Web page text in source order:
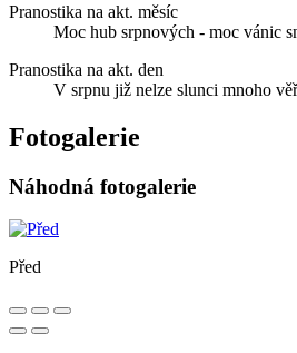
Pranostika na akt. měsíc
Moc hub srpnových - moc vánic
Pranostika na akt. den
V srpnu již nelze slunci mnoho
Fotogalerie
Náhodná fotogalerie
Před